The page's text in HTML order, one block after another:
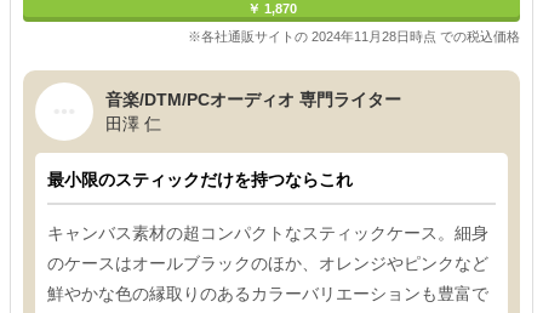
￥ 1,870
※各社通販サイトの 2024年11月28日時点 での税込価格
音楽/DTM/PCオーディオ 専門ライター
田澤 仁
最小限のスティックだけを持つならこれ
キャンバス素材の超コンパクトなスティックケース。細身
のケースはオールブラックのほか、オレンジやピンクなど
鮮やかな色の縁取りのあるカラーバリエーションも豊富で